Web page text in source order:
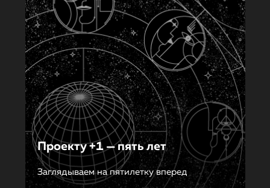
Проекту +1 — пять лет
Заглядываем на пятилетку вперед